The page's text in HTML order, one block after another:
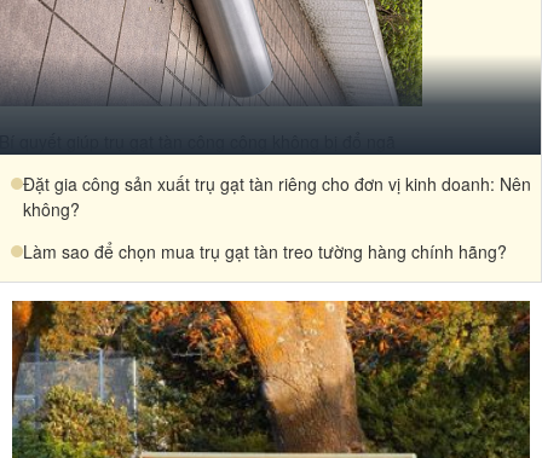
Đặt gia công sản xuất trụ gạt tàn riêng cho đơn vị kinh doanh: Nên
không?
Làm sao để chọn mua trụ gạt tàn treo tường hàng chính hãng?